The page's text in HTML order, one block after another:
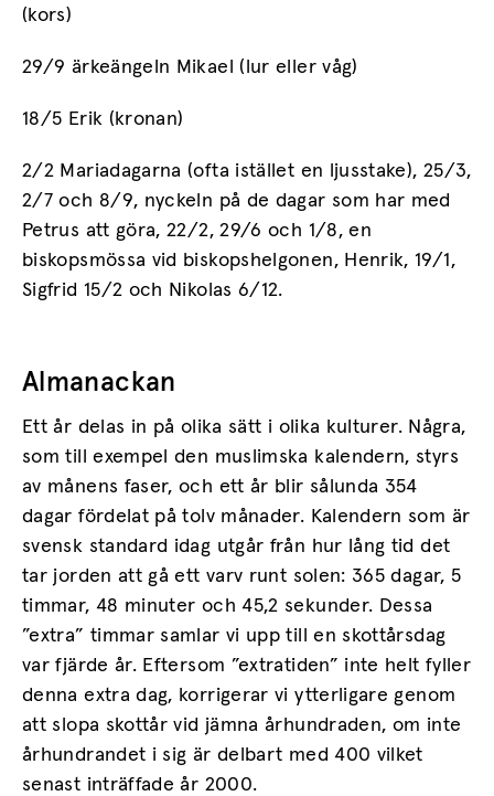
(kors)
29/9 ärkeängeln Mikael (lur eller våg)
18/5 Erik (kronan)
2/2 Mariadagarna (ofta istället en ljusstake), 25/3,
2/7 och 8/9, nyckeln på de dagar som har med
Petrus att göra, 22/2, 29/6 och 1/8, en
biskopsmössa vid biskopshelgonen, Henrik, 19/1,
Sigfrid 15/2 och Nikolas 6/12.
Almanackan
Ett år delas in på olika sätt i olika kulturer. Några,
som till exempel den muslimska kalendern, styrs
av månens faser, och ett år blir sålunda 354
dagar fördelat på tolv månader. Kalendern som är
svensk standard idag utgår från hur lång tid det
tar jorden att gå ett varv runt solen: 365 dagar, 5
timmar, 48 minuter och 45,2 sekunder. Dessa
”extra” timmar samlar vi upp till en skottårsdag
var fjärde år. Eftersom ”extratiden” inte helt fyller
denna extra dag, korrigerar vi ytterligare genom
att slopa skottår vid jämna århundraden, om inte
århundrandet i sig är delbart med 400 vilket
senast inträffade år 2000.